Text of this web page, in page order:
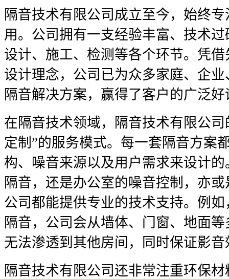
隔音技术有限公司成立至今，始终
用。公司拥有一支经验丰富、技术
设计、施工、检测等各个环节。凭
设计理念，公司已为众多家庭、企
隔音解决方案，赢得了客户的广泛好
在隔音技术领域，隔音技术有限公
定制”的服务模式。每一套隔音方案
构、噪音来源以及用户需求来设计
隔音，还是办公室的噪音控制，亦
公司都能提供专业的技术支持。例
隔音，公司会从墙体、门窗、地面
无法渗透到其他房间，同时保证影
隔音技术有限公司还非常注重环保